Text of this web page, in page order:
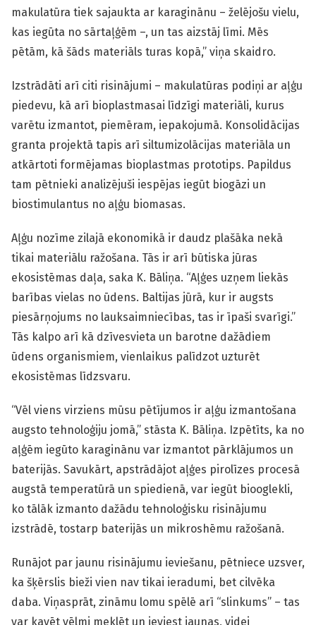
makulatūra tiek sajaukta ar karaginānu – želējošu vielu,
kas iegūta no sārtaļģēm –, un tas aizstāj līmi. Mēs
pētām, kā šāds materiāls turas kopā,” viņa skaidro.
Izstrādāti arī citi risinājumi – makulatūras podiņi ar aļģu
piedevu, kā arī bioplastmasai līdzīgi materiāli, kurus
varētu izmantot, piemēram, iepakojumā. Konsolidācijas
granta projektā tapis arī siltumizolācijas materiāla un
atkārtoti formējamas bioplastmas prototips. Papildus
tam pētnieki analizējuši iespējas iegūt biogāzi un
biostimulantus no aļģu biomasas.
Aļģu nozīme zilajā ekonomikā ir daudz plašāka nekā
tikai materiālu ražošana. Tās ir arī būtiska jūras
ekosistēmas daļa, saka K. Bāliņa. “Aļģes uzņem liekās
barības vielas no ūdens. Baltijas jūrā, kur ir augsts
piesārņojums no lauksaimniecības, tas ir īpaši svarīgi.”
Tās kalpo arī kā dzīvesvieta un barotne dažādiem
ūdens organismiem, vienlaikus palīdzot uzturēt
ekosistēmas līdzsvaru.
“Vēl viens virziens mūsu pētījumos ir aļģu izmantošana
augsto tehnoloģiju jomā,” stāsta K. Bāliņa. Izpētīts, ka no
aļģēm iegūto karaginānu var izmantot pārklājumos un
baterijās. Savukārt, apstrādājot aļģes pirolīzes procesā
augstā temperatūrā un spiedienā, var iegūt biooglekli,
ko tālāk izmanto dažādu tehnoloģisku risinājumu
izstrādē, tostarp baterijās un mikroshēmu ražošanā.
Runājot par jaunu risinājumu ieviešanu, pētniece uzsver,
ka šķērslis bieži vien nav tikai ieradumi, bet cilvēka
daba. Viņasprāt, zināmu lomu spēlē arī “slinkums” – tas
var kavēt vēlmi meklēt un ieviest jaunas, videi